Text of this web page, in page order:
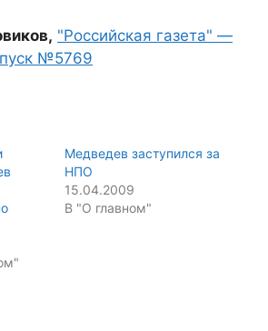
"Российская газета" —
№5769
Медведев заступился за
НПО
15.04.2009
В "О главном"